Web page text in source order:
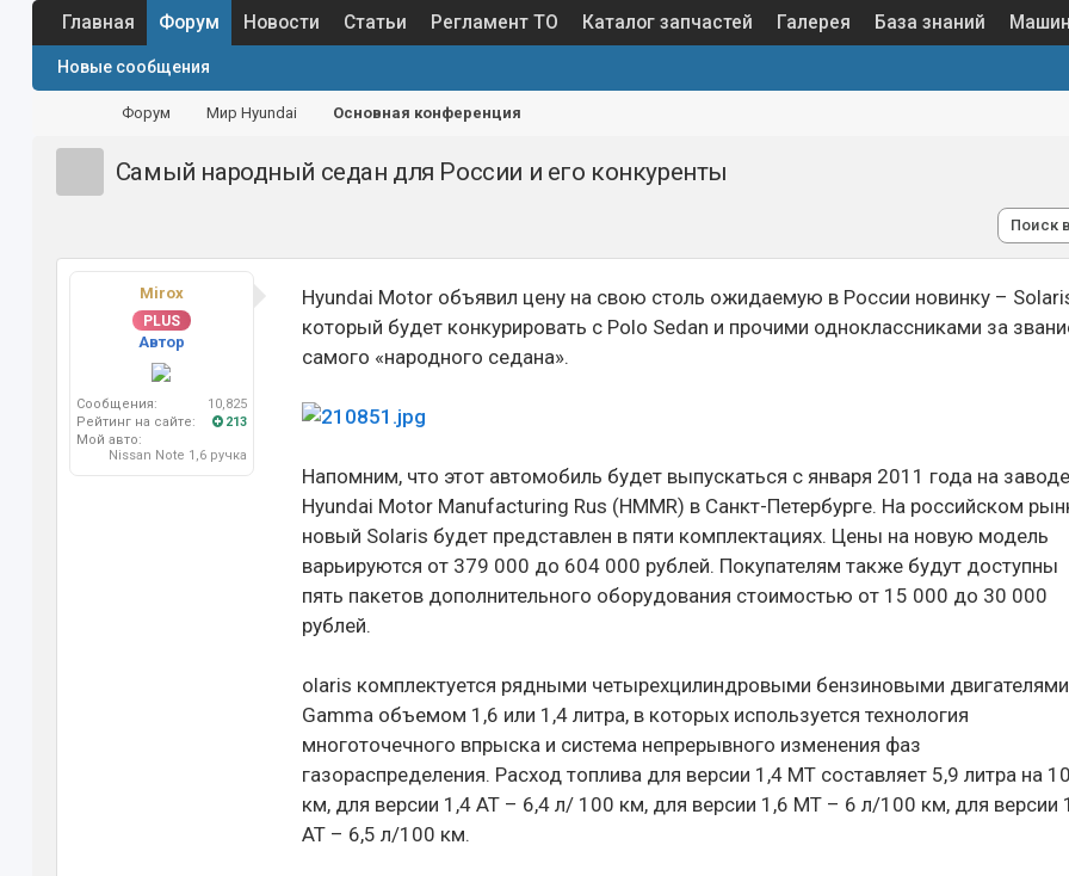
Главная Форум
Новые сообщения
Новости Статьи Регламент ТО Каталог запчастей Галерея База знаний
Форум Мир Hyundai Основная конференция
Самый народный седан для России и его конкуренты
Поиск
Mirox
PLUS
Автор
Сообщения:
10,825
Рейтинг на сайте:
213
Мой авто:
Nissan Note 1,6 ручка
Hyundai Motor объявил цену на свою столь ожидаемую в России новинку –
который будет конкурировать с Polo Sedan и прочими одноклассниками за
самого «народного седана».
Напомним, что этот автомобиль будет выпускаться с января 2011 года на заводе
Hyundai Motor Manufacturing Rus (HMMR) в Санкт-Петербурге. На российском
новый Solaris будет представлен в пяти комплектациях. Цены на новую модель
варьируются от 379 000 до 604 000 рублей. Покупателям также будут доступны
пять пакетов дополнительного оборудования стоимостью от 15 000 до 30 000
рублей.
olaris комплектуется рядными четырехцилиндровыми бензиновыми двигателями
Gamma объемом 1,6 или 1,4 литра, в которых используется технология
многоточечного впрыска и система непрерывного изменения фаз
газораспределения. Расход топлива для версии 1,4 МТ составляет 5,9 литра на
км, для версии 1,4 АТ – 6,4 л/ 100 км, для версии 1,6 МТ – 6 л/100 км, для версии
АТ – 6,5 л/100 км.